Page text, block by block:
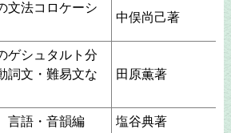
文法コロケーシ
中俣尚己著
ゲシュタルト分
文・難易文な
田原薫著
言語・音韻編 塩谷典著